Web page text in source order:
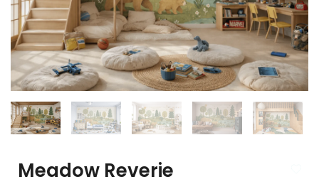
Meadow Reverie